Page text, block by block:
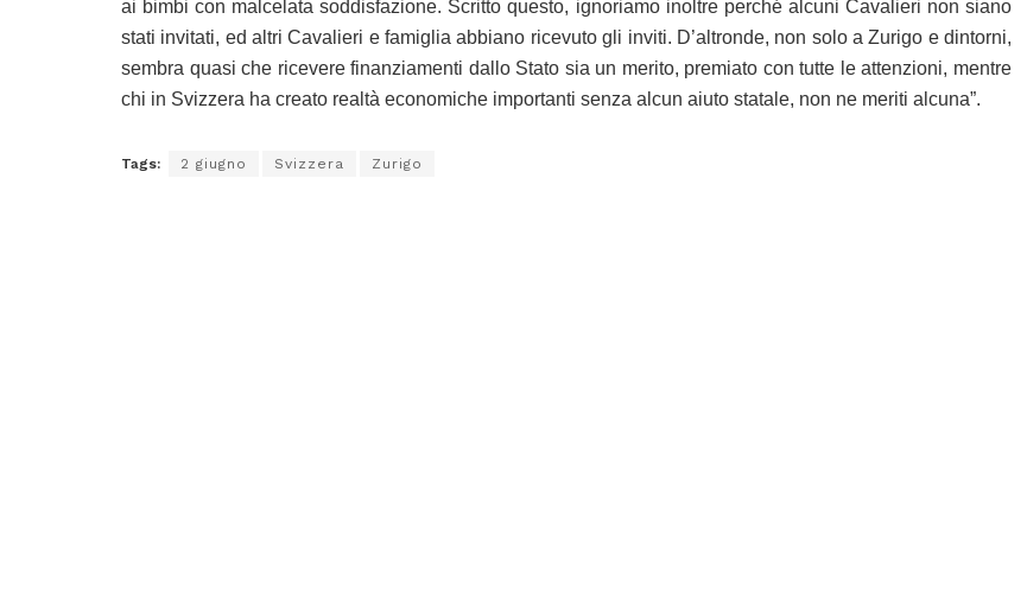
ai bimbi con malcelata soddisfazione. Scritto questo, ignoriamo inoltre perché alcuni Cavalieri non siano
stati invitati, ed altri Cavalieri e famiglia abbiano ricevuto gli inviti. D’altronde, non solo a Zurigo e dintorni,
sembra quasi che ricevere finanziamenti dallo Stato sia un merito, premiato con tutte le attenzioni, mentre
chi in Svizzera ha creato realtà economiche importanti senza alcun aiuto statale, non ne meriti alcuna”.
Tags: 2 giugno Svizzera Zurigo